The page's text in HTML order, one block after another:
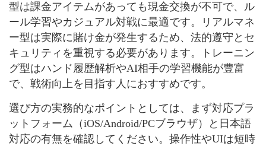
型は課金アイテムがあっても現金交換が不可で、ル
ール学習やカジュアル対戦に最適です。リアルマネ
ー型は実際に賭け金が発生するため、法的遵守とセ
キュリティを重視する必要があります。トレーニン
グ型はハンド履歴解析やAI相手の学習機能が豊富
で、戦術向上を目指す人におすすめです。
選び方の実務的なポイントとしては、まず対応プラ
ットフォーム（iOS/Android/PCブラウザ）と日本語
対応の有無を確認してください。操作性やUIは短時